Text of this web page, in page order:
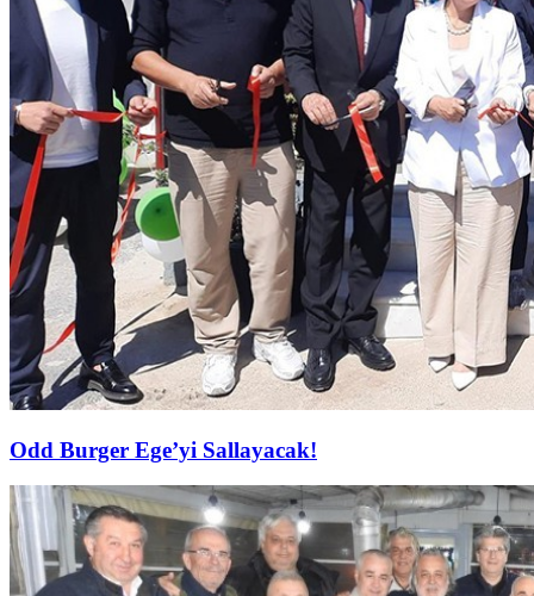
Odd Burger Ege’yi Sallayacak!